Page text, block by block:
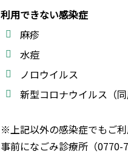
利用できない感染症
麻疹
水痘
ノロウイルス
新型コロナウイルス（
※上記以外の感染症でもご利
事前になごみ診療所（0770-